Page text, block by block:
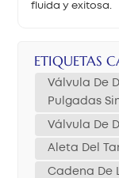
fluida y exitosa.
ETIQUETAS
Válvula De
Pulgadas
Válvula De
Aleta Del
Cadena De